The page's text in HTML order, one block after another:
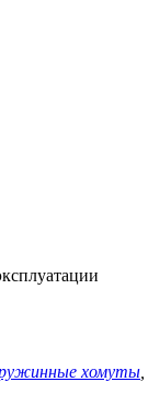
хомуты